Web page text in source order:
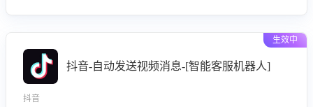
生效中
抖音-自动发送视频消息-[智能客服机器人]
抖音